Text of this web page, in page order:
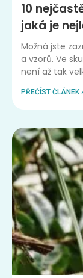
10
jaká je
Možná jste
a vzorů. Ve
není až tak
PŘEČÍST ČLÁNEK